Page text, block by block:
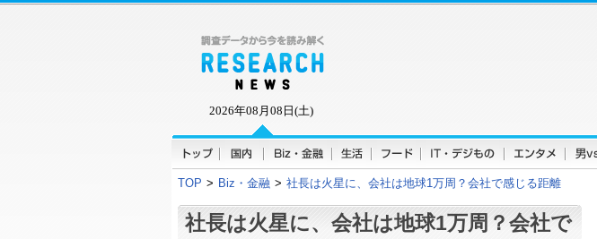
2026年08月08日(土)
TOP > Biz・金融 > 社長は火星に、会社は地球1万周？会社で感じる距離
社長は火星に、会社は地球1万周？会社で